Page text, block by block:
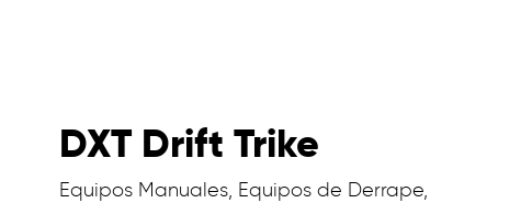
DXT Drift Trike
Equipos Manuales, Equipos de Derrape,